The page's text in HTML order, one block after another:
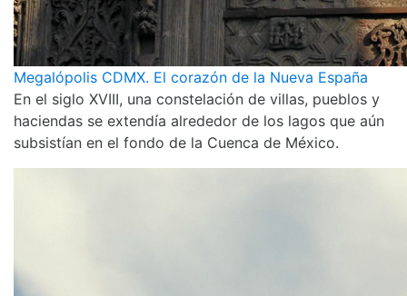
Megalópolis CDMX. El corazón de la Nueva España
En el siglo XVIII, una constelación de villas, pueblos y
haciendas se extendía alrededor de los lagos que aún
subsistían en el fondo de la Cuenca de México.